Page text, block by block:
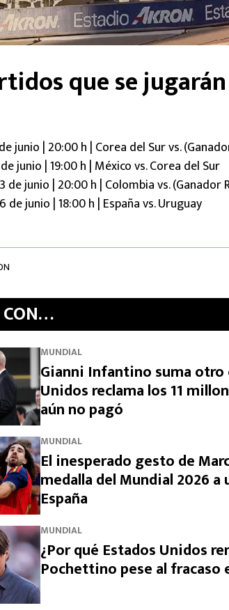
que se
junio | 20:00 h | Corea del Sur vs.
junio | 19:00 h | México vs. Corea del Sur
de junio | 20:00 h | Colombia vs. (Ganador
de junio | 18:00 h | España vs. Uruguay
CON…
MUNDIAL
Gianni Infantino suma otro
Unidos reclama los 11
aún no pagó
MUNDIAL
El inesperado gesto de
medalla del Mundial 2026
España
MUNDIAL
¿Por qué Estados Unidos
Pochettino pese al fracaso